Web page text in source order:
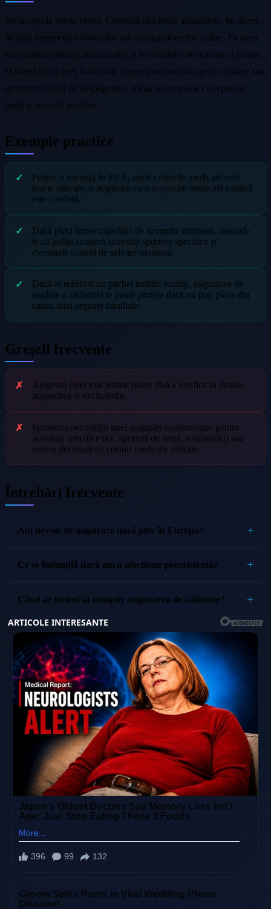
Nu te opri la prima ofertă. Consultă mai mulți asigurători, fie direct,
fie prin intermediul brokerilor sau comparatoarelor online. Fii atent
la excluderi (situații neacoperite) și la condițiile de activare a poliței.
O ofertă cu un preț foarte mic ar putea ascunde acoperiri limitate sau
un proces dificil de despăgubire. Alege o companie cu reputație
bună și recenzii pozitive.
Exemple practice
Pentru o vacanță în SUA, unde costurile medicale sunt
foarte ridicate, o asigurare cu o acoperire medicală extinsă
este crucială.
Dacă pleci într-o expediție de drumeție montană, asigură-
te că polița acoperă activități sportive specifice și
eventuale costuri de salvare montană.
Dacă ai rezervat un pachet turistic scump, asigurarea de
anulare a călătoriei te poate proteja dacă nu poți pleca din
cauza unei urgențe familiale.
Greșeli frecvente
Alegerea celei mai ieftine polițe fără a verifica în detaliu
acoperirea și excluderile.
Ignorarea necesității unei asigurări suplimentare pentru
activități specifice (ex. sporturi de iarnă, scufundări) sau
pentru destinații cu costuri medicale ridicate.
Întrebări frecvente
Am nevoie de asigurare dacă plec în Europa?
Ce se întâmplă dacă am o afecțiune preexistentă?
Când ar trebui să cumpăr asigurarea de călătorie?